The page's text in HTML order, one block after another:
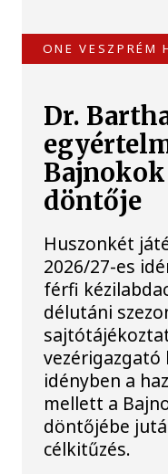
ONE VESZPRÉM
Dr.
döntője
Huszonkét
2026/27-es
férfi
délutáni
idényben a
mellett a
döntőjébe
célkitűzés.